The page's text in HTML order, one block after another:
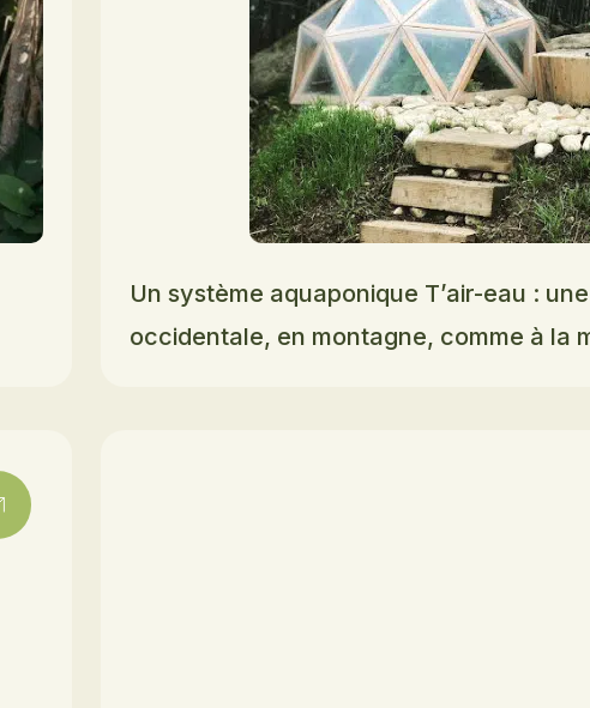
Un système aquaponique T’air-eau :
occidentale, en montagne, comme à la